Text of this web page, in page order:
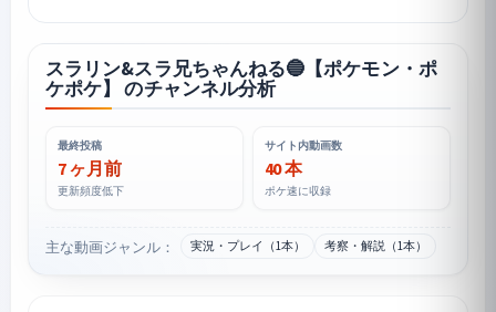
スラリン&スラ兄ちゃんねる🔵【ポケモン・ポ
ケポケ】 のチャンネル分析
最終投稿
7 ヶ月前
更新頻度低下
サイト内動画数
40 本
ポケ速に収録
主な動画ジャンル： 実況・プレイ（1本） 考察・解説（1本）